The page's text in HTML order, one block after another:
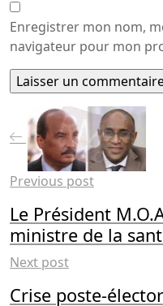
Enregistrer mon nom,
navigateur pour mon
Previous post
Le Président
ministre de la
Next post
Crise poste-